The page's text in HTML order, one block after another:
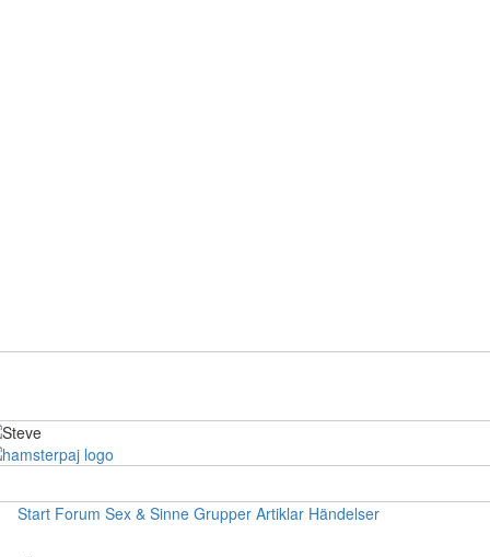
Start Forum Sex & Sinne Grupper Artiklar Händelser